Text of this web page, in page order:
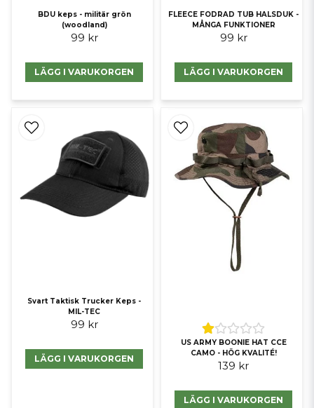
BDU keps - militär grön
(woodland)
99 kr
LÄGG I VARUKORGEN
FLEECE FODRAD TUB HALSDUK -
MÅNGA FUNKTIONER
99 kr
LÄGG I VARUKORGEN
Svart Taktisk Trucker Keps -
MIL-TEC
99 kr
LÄGG I VARUKORGEN
US ARMY BOONIE HAT CCE
CAMO - HÖG KVALITÉ!
139 kr
LÄGG I VARUKORGEN